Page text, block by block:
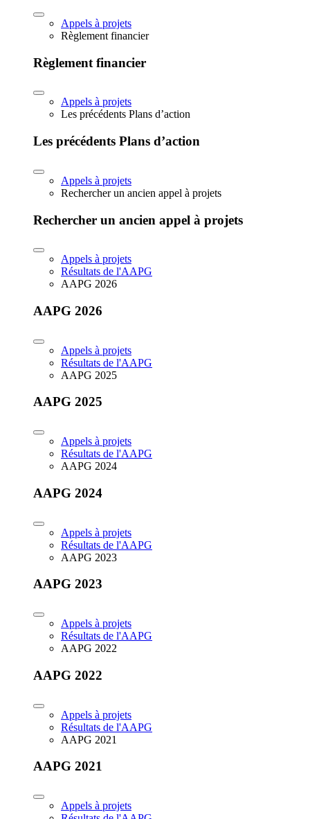
Appels à projets
Règlement financier
Règlement financier
Appels à projets
Les précédents Plans d’action
Les précédents Plans d’action
Appels à projets
Rechercher un ancien appel à projets
Rechercher un ancien appel à projets
Appels à projets
Résultats de l'AAPG
AAPG 2026
AAPG 2026
Appels à projets
Résultats de l'AAPG
AAPG 2025
AAPG 2025
Appels à projets
Résultats de l'AAPG
AAPG 2024
AAPG 2024
Appels à projets
Résultats de l'AAPG
AAPG 2023
AAPG 2023
Appels à projets
Résultats de l'AAPG
AAPG 2022
AAPG 2022
Appels à projets
Résultats de l'AAPG
AAPG 2021
AAPG 2021
Appels à projets